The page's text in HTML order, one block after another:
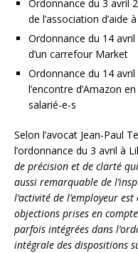
Ordonnance du 3 avril
de l’association d’aide
Ordonnance du 14
d’un carrefour Market
Ordonnance du 14
l’encontre d’Amazon
salarié-e-s
Selon l’avocat Jean-Paul
l’ordonnance du 3 avril à
de précision et de clarté
aussi remarquable de
l’activité de l’employeur
objections prises en
parfois intégrées dans
intégrale des dispositions